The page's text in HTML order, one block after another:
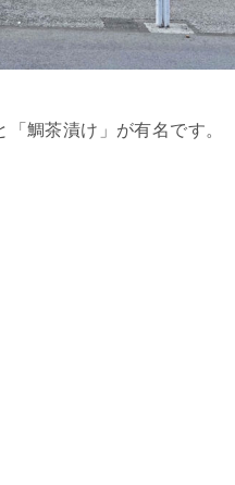
鯛茶漬け」が有名です。